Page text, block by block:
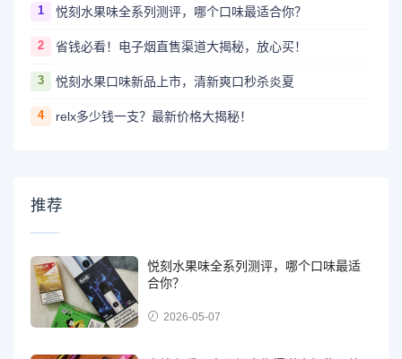
1 悦刻水果味全系列测评，哪个口味最适合你？
2 省钱必看！电子烟直售渠道大揭秘，放心买！
3 悦刻水果口味新品上市，清新爽口秒杀炎夏
4 relx多少钱一支？最新价格大揭秘！
推荐
悦刻水果味全系列测评，哪个口味最适
合你？
2026-05-07